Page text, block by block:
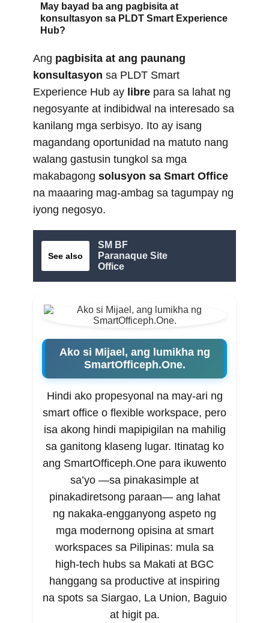
May bayad ba ang pagbisita at
konsultasyon sa PLDT Smart Experience
Hub?
Ang pagbisita at ang paunang
konsultasyon sa PLDT Smart
Experience Hub ay libre para sa lahat ng
negosyante at indibidwal na interesado sa
kanilang mga serbisyo. Ito ay isang
magandang oportunidad na matuto nang
walang gastusin tungkol sa mga
makabagong solusyon sa Smart Office
na maaaring mag-ambag sa tagumpay ng
iyong negosyo.
See also
SM BF
Paranaque Site
Office
Ako si Mijael, ang lumikha ng
SmartOfficeph.One.
Hindi ako propesyonal na may-ari ng
smart office o flexible workspace, pero
isa akong hindi mapipigilan na mahilig
sa ganitong klaseng lugar. Itinatag ko
ang SmartOfficeph.One para ikuwento
sa’yo —sa pinakasimple at
pinakadiretsong paraan— ang lahat
ng nakaka-engganyong aspeto ng
mga modernong opisina at smart
workspaces sa Pilipinas: mula sa
high-tech hubs sa Makati at BGC
hanggang sa productive at inspiring
na spots sa Siargao, La Union, Baguio
at higit pa.